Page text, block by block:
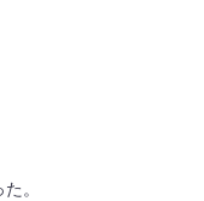
。